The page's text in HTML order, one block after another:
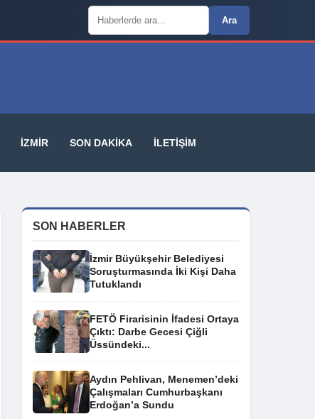
Arama:
Ara
İZMIR SON DAKIKA İLETIŞIM
SON HABERLER
İzmir Büyükşehir Belediyesi
Soruşturmasında İki Kişi Daha
Tutuklandı
FETÖ Firarisinin İfadesi Ortaya
Çıktı: Darbe Gecesi Çiğli
Üssündeki...
Aydın Pehlivan, Menemen’deki
Çalışmaları Cumhurbaşkanı
Erdoğan’a Sundu